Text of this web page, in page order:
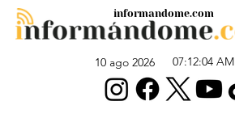
10 ago 2026 07:12:04 AM
informandome.com